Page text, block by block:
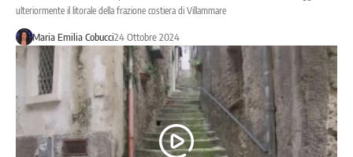
ulteriormente il litorale della frazione costiera di Villammare
Maria Emilia Cobucci24 Ottobre 2024